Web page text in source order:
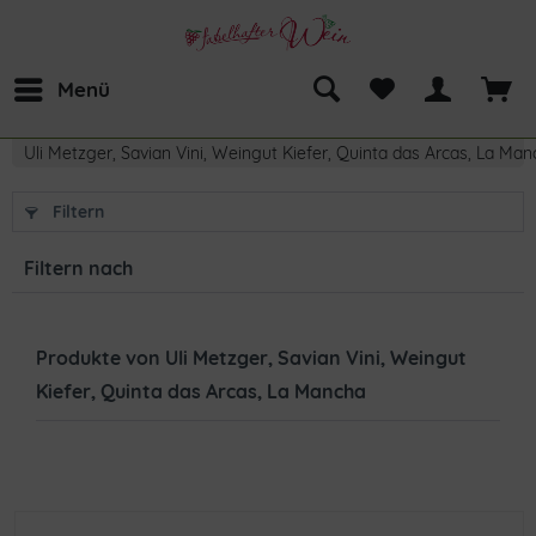
Menü
Uli Metzger, Savian Vini, Weingut Kiefer, Quinta das Arcas, La
Filtern
Filtern nach
Produkte von Uli Metzger, Savian Vini, Weingut
Kiefer, Quinta das Arcas, La Mancha